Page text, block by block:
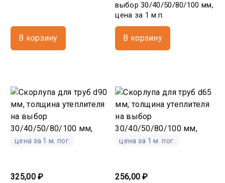
В корзину
выбор 30/40/50/80/100 мм,
цена за 1 м.п.
В корзину
цена за 1 м. пог.
325,00 ₽
цена за 1 м. пог.
256,00 ₽